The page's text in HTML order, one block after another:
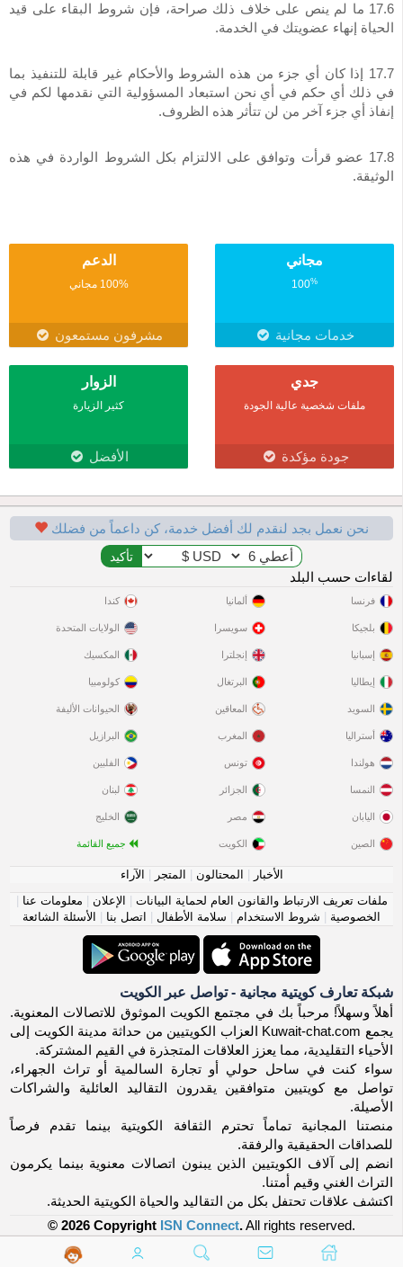
17.6 ما لم ينص على خلاف ذلك صراحة، فإن شروط البقاء على قيد
الحياة إنهاء عضويتك في الخدمة.
17.7 إذا كان أي جزء من هذه الشروط والأحكام غير قابلة للتنفيذ بما
في ذلك أي حكم في أي نحن استبعاد المسؤولية التي نقدمها لكم في
إنفاذ أي جزء آخر من لن تتأثر هذه الظروف.
17.8 عضو قرأت وتوافق على الالتزام بكل الشروط الواردة في هذه
الوثيقة.
مجاني
100%
خدمات مجانية
الدعم
100% مجاني
مشرفون مستمعون
جدي
ملفات شخصية عالية الجودة
جودة مؤكدة
الزوار
كثير الزيارة
الأفضل
نحن نعمل بجد لنقدم لك أفضل خدمة، كن داعماً من فضلك
لقاءات حسب البلد
فرنسا
بلجيكا
إسبانيا
إيطاليا
السويد
ألمانيا
سويسرا
إنجلترا
البرتغال
المعاقين
كندا
الولايات المتحدة
المكسيك
كولومبيا
الحيوانات الأليفة
أستراليا
هولندا
النمسا
اليابان
الصين
المغرب
تونس
الجزائر
مصر
الكويت
البرازيل
الفلبين
لبنان
الخليج
جميع القائمة
الأخبار المحتالون المتجر
الآراء
ملفات تعريف الارتباط والقانون العام لحماية البيانات
الإعلان معلومات عنا
الخصوصية
شروط الاستخدام سلامة الأطفال اتصل بنا الأسئلة الشائعة
شبكة تعارف كويتية مجانية - تواصل عبر الكويت
أهلاً وسهلاً! مرحباً بك في مجتمع الكويت الموثوق للاتصالات المعنوية.
يجمع Kuwait-chat.com العزاب الكويتيين من حداثة مدينة الكويت إلى
الأحياء التقليدية، مما يعزز العلاقات المتجذرة في القيم المشتركة.
سواء كنت في ساحل حولي أو تجارة السالمية أو تراث الجهراء،
تواصل مع كويتيين متوافقين يقدرون التقاليد العائلية والشراكات
الأصيلة.
منصتنا المجانية تماماً تحترم الثقافة الكويتية بينما تقدم فرصاً
للصداقات الحقيقية والرفقة.
انضم إلى آلاف الكويتيين الذين يبنون اتصالات معنوية بينما يكرمون
التراث الغني وقيم أمتنا.
اكتشف علاقات تحتفل بكل من التقاليد والحياة الكويتية الحديثة.
© 2026 Copyright ISN Connect.All rights reserved.